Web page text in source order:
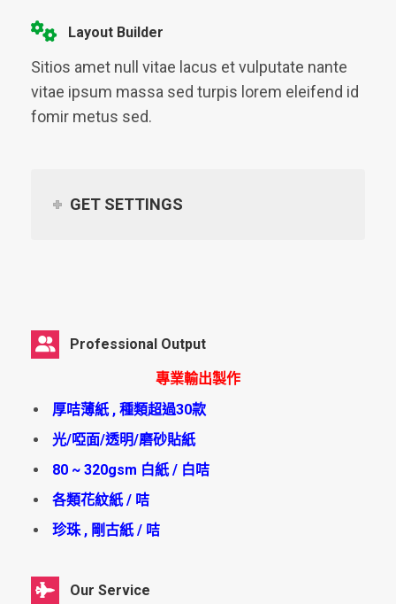
Layout Builder
Sitios amet null vitae lacus et vulputate nante
vitae ipsum massa sed turpis lorem eleifend id
fomir metus sed.
GET SETTINGS
Professional Output
專業輸出製作
厚咭薄紙 , 種類超過30款
光/啞面/透明/磨砂貼紙
80 ~ 320gsm 白紙 / 白咭
各類花紋紙 / 咭
珍珠 , 剛古紙 / 咭
Our Service